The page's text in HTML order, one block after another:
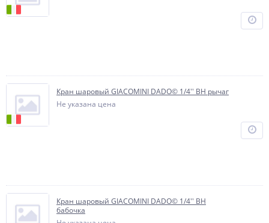
Кран шаровый GIACOMINI DADO© 1/4'' ВН рычаг
Не указана цена
Кран шаровый GIACOMINI DADO© 1/4'' ВН
бабочка